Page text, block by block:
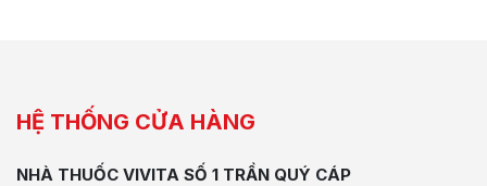
HỆ THỐNG CỬA HÀNG
NHÀ THUỐC VIVITA SỐ 1 TRẦN QUÝ CÁP